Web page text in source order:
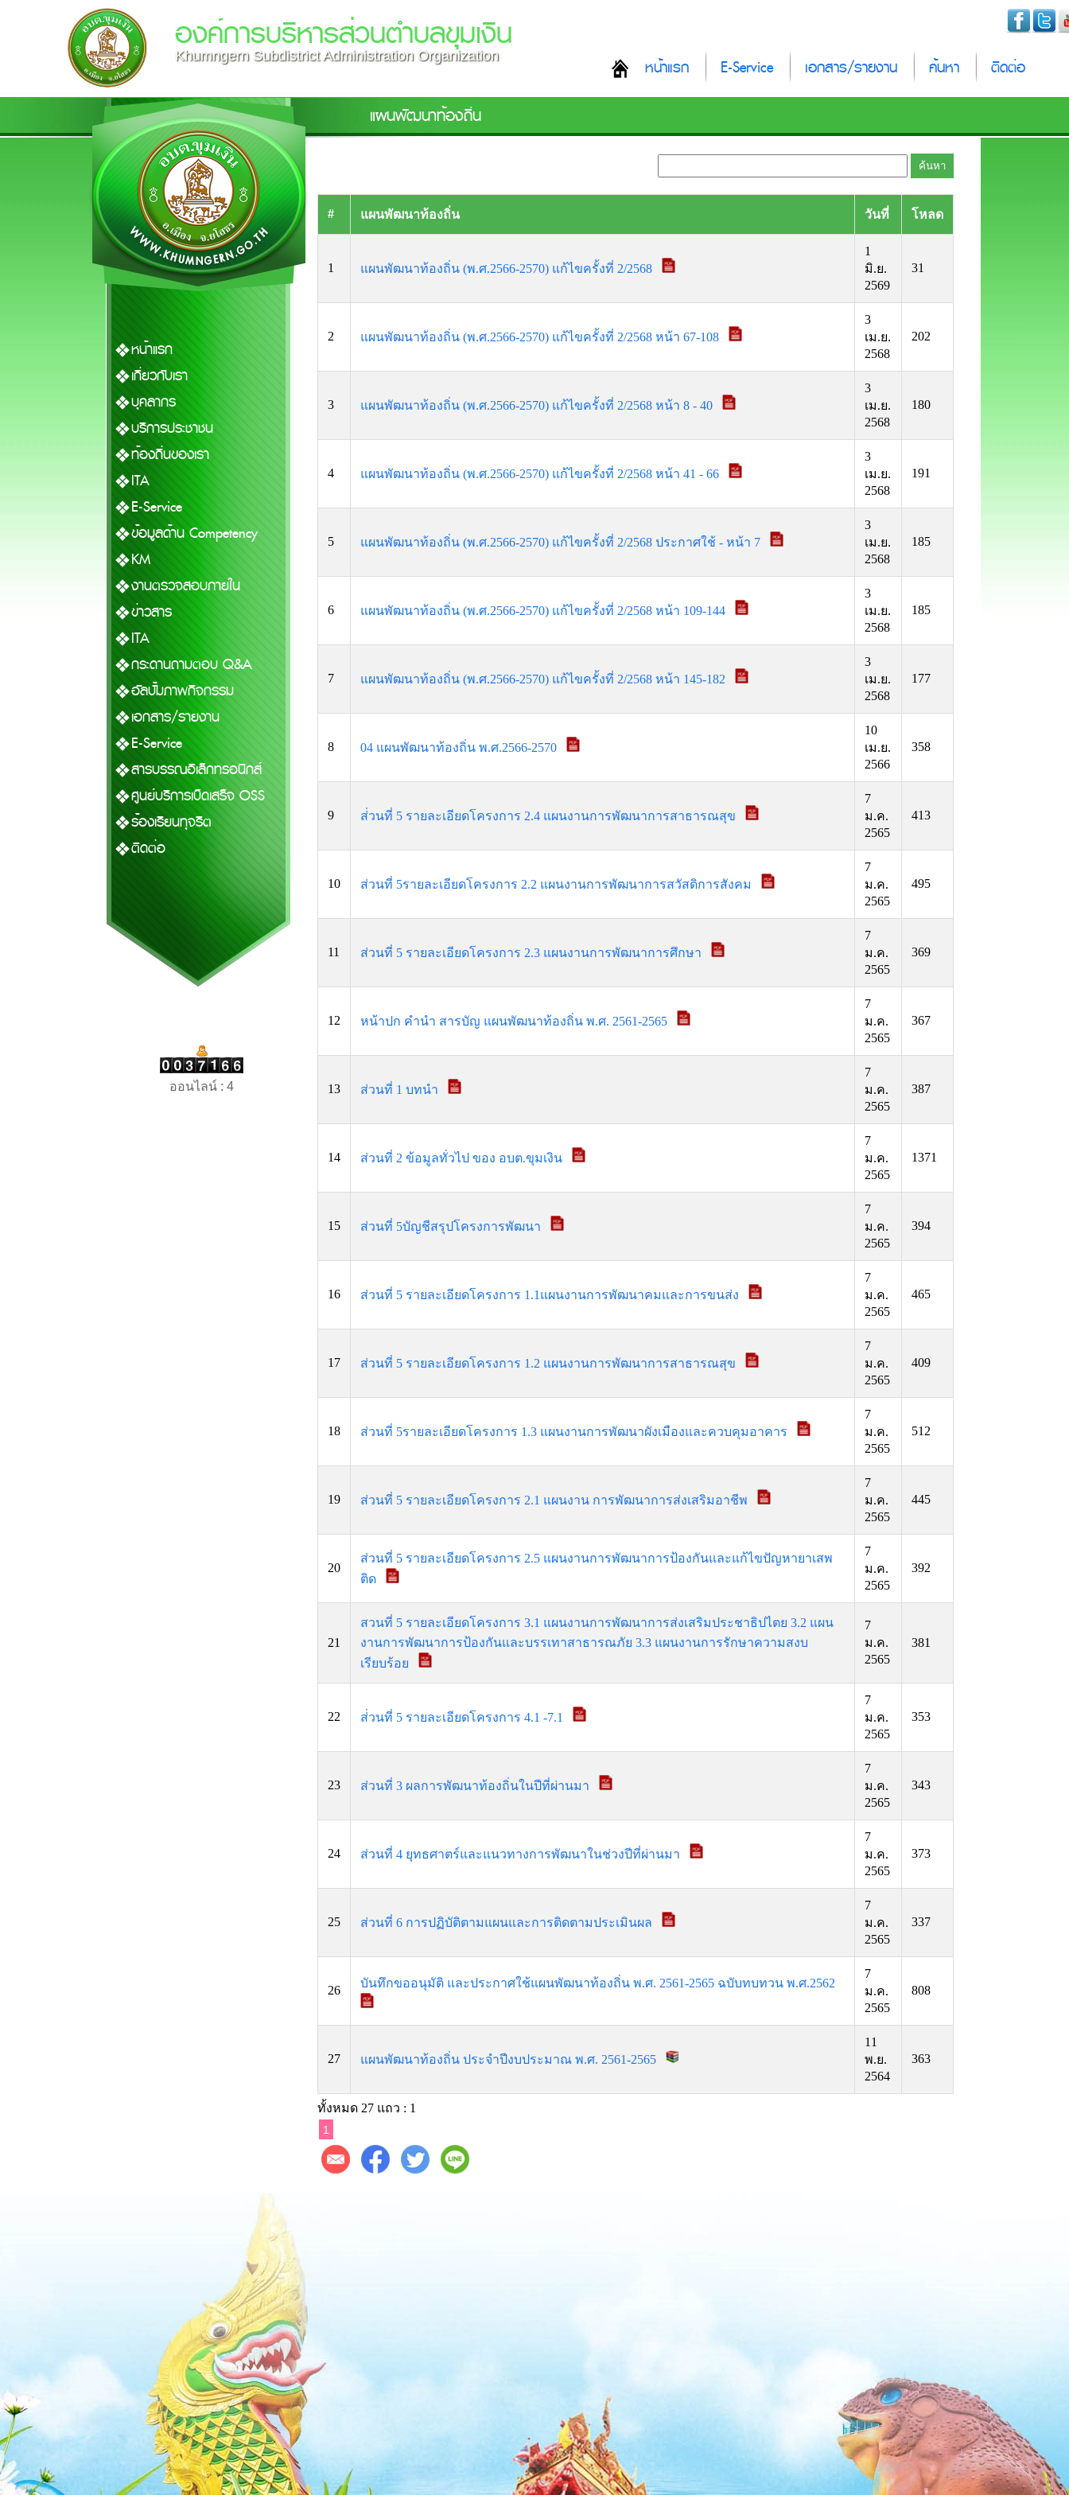
องค์การบริหารส่วนตำบลขุมเงิน
Khumngern Subdistrict Administration Organization
หน้าแรก E-Service เอกสาร/รายงาน ค้นหา ติดต่อ
แผนพัฒนาท้องถิ่น
หน้าแรก
เกี่ยวกับเรา
บุคลากร
บริการประชาชน
ท้องถิ่นของเรา
ITA
E-Service
ข้อมูลด้าน Competency
KM
งานตรวจสอบภายใน
ข่าวสาร
ITA
กระดานถามตอบ Q&A
อัลบั้มภาพกิจกรรม
เอกสาร/รายงาน
E-Service
สารบรรณอิเล็กทรอนิกส์
ศูนย์บริการเบ็ดเสร็จ OSS
ร้องเรียนทุจริต
ติดต่อ
ออนไลน์ : 4
# แผนพัฒนาท้องถิ่น วันที่ โหลด
1 แผนพัฒนาท้องถิ่น (พ.ศ.2566-2570) แก้ไขครั้งที่ 2/2568
1
มิ.ย.
2569
31
2 แผนพัฒนาท้องถิ่น (พ.ศ.2566-2570) แก้ไขครั้งที่ 2/2568 หน้า 67-108
3
เม.ย.
2568
202
3 แผนพัฒนาท้องถิ่น (พ.ศ.2566-2570) แก้ไขครั้งที่ 2/2568 หน้า 8 - 40
3
เม.ย.
2568
180
4 แผนพัฒนาท้องถิ่น (พ.ศ.2566-2570) แก้ไขครั้งที่ 2/2568 หน้า 41 - 66
3
เม.ย.
2568
191
5 แผนพัฒนาท้องถิ่น (พ.ศ.2566-2570) แก้ไขครั้งที่ 2/2568 ประกาศใช้ - หน้า 7
3
เม.ย.
2568
185
6 แผนพัฒนาท้องถิ่น (พ.ศ.2566-2570) แก้ไขครั้งที่ 2/2568 หน้า 109-144
3
เม.ย.
2568
185
7 แผนพัฒนาท้องถิ่น (พ.ศ.2566-2570) แก้ไขครั้งที่ 2/2568 หน้า 145-182
3
เม.ย.
2568
177
8 04 แผนพัฒนาท้องถิ่น พ.ศ.2566-2570
10
เม.ย.
2566
358
9 ส่่วนที่ 5 รายละเอียดโครงการ 2.4 แผนงานการพัฒนาการสาธารณสุข
7
ม.ค.
2565
413
10 ส่วนที่ 5รายละเอียดโครงการ 2.2 แผนงานการพัฒนาการสวัสดิการสังคม
7
ม.ค.
2565
495
11 ส่วนที่ 5 รายละเอียดโครงการ 2.3 แผนงานการพัฒนาการศึกษา
7
ม.ค.
2565
369
12 หน้าปก คำนำ สารบัญ แผนพัฒนาท้องถิ่น พ.ศ. 2561-2565
7
ม.ค.
2565
367
13 ส่วนที่ 1 บทนำ
7
ม.ค.
2565
387
14 ส่วนที่ 2 ข้อมูลทั่วไป ของ อบต.ขุมเงิน
7
ม.ค.
2565
1371
15 ส่วนที่ 5บัญชีสรุปโครงการพัฒนา
7
ม.ค.
2565
394
16 ส่วนที่ 5 รายละเอียดโครงการ 1.1แผนงานการพัฒนาคมและการขนส่ง
7
ม.ค.
2565
465
17 ส่วนที่ 5 รายละเอียดโครงการ 1.2 แผนงานการพัฒนาการสาธารณสุข
7
ม.ค.
2565
409
18 ส่วนที่ 5รายละเอียดโครงการ 1.3 แผนงานการพัฒนาผังเมืองและควบคุมอาคาร
7
ม.ค.
2565
512
19 ส่วนที่ 5 รายละเอียดโครงการ 2.1 แผนงาน การพัฒนาการส่งเสริมอาชีพ
7
ม.ค.
2565
445
20
ส่วนที่ 5 รายละเอียดโครงการ 2.5 แผนงานการพัฒนาการป้องกันและแก้ไขปัญหายาเสพ
ติด
7
ม.ค.
2565
392
21
สวนที่ 5 รายละเอียดโครงการ 3.1 แผนงานการพัฒนาการส่งเสริมประชาธิปไตย 3.2 แผน
งานการพัฒนาการป้องกันและบรรเทาสาธารณภัย 3.3 แผนงานการรักษาความสงบ
เรียบร้อย
7
ม.ค.
2565
381
22 ส่่วนที่ 5 รายละเอียดโครงการ 4.1 -7.1
7
ม.ค.
2565
353
23 ส่วนที่ 3 ผลการพัฒนาท้องถิ่นในปีที่ผ่านมา
7
ม.ค.
2565
343
24 ส่วนที่ 4 ยุทธศาตร์และแนวทางการพัฒนาในช่วงปีที่ผ่านมา
7
ม.ค.
2565
373
25 ส่วนที่ 6 การปฏิบัติตามแผนและการติดตามประเมินผล
7
ม.ค.
2565
337
26
บันทึกขออนุมัติ และประกาศใช้แผนพัฒนาท้องถิ่น พ.ศ. 2561-2565 ฉบับทบทวน พ.ศ.2562
7
ม.ค.
2565
808
27 แผนพัฒนาท้องถิ่น ประจำปีงบประมาณ พ.ศ. 2561-2565
11
พ.ย.
2564
363
ทั้งหมด 27 แถว : 1
1